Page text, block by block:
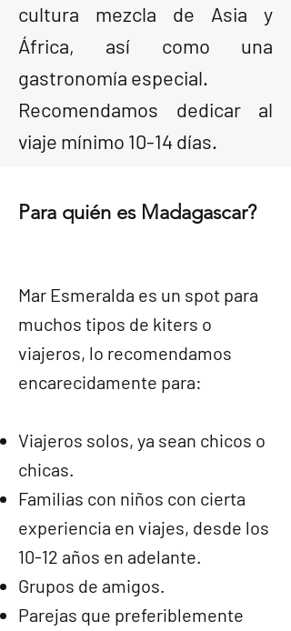
cultura mezcla de Asia y
África, así como una
gastronomía especial.
Recomendamos dedicar al
viaje mínimo 10-14 días.
Para quién es Madagascar?
Mar Esmeralda es un spot para
muchos tipos de kiters o
viajeros, lo recomendamos
encarecidamente para:
Viajeros solos, ya sean chicos o
chicas.
Familias con niños con cierta
experiencia en viajes, desde los
10-12 años en adelante.
Grupos de amigos.
Parejas que preferiblemente